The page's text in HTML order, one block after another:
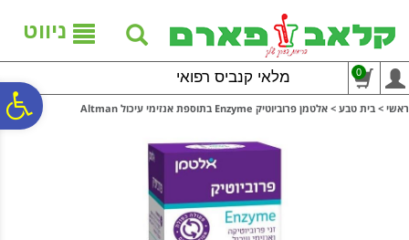
נגישות
אתר
המרכזי
ניווט
מלאי קנביס רפואי 0
ראשי > בית טבע > אלטמן פרוביוטיק Enzyme בתוספת אנזימי עיכול Altman